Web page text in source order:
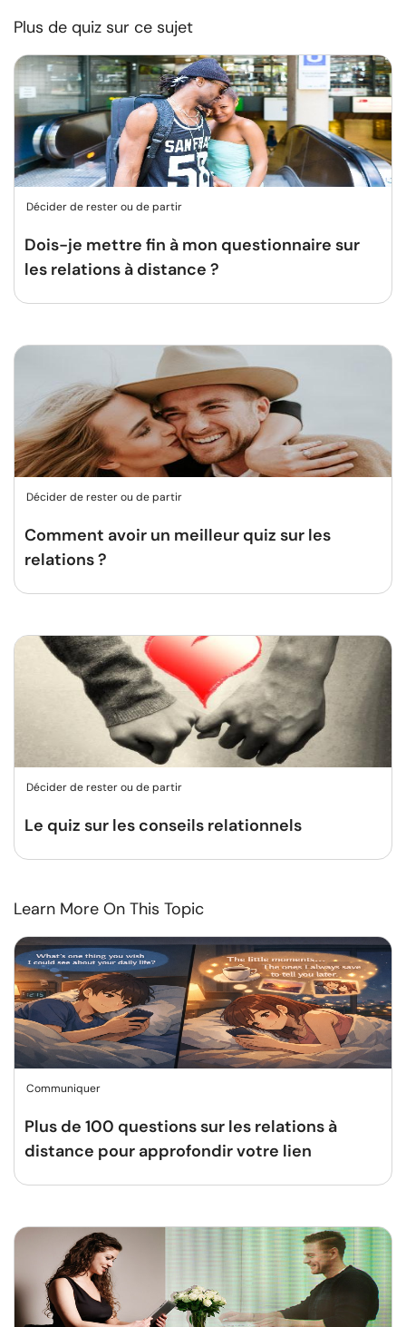
Plus de quiz sur ce sujet
Décider de rester ou de partir
Dois-je mettre fin à mon questionnaire sur
les relations à distance ?
Décider de rester ou de partir
Comment avoir un meilleur quiz sur les
relations ?
Décider de rester ou de partir
Le quiz sur les conseils relationnels
Learn More On This Topic
Communiquer
Plus de 100 questions sur les relations à
distance pour approfondir votre lien